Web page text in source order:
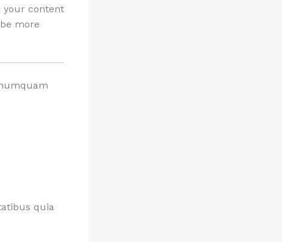
your content
more
quia